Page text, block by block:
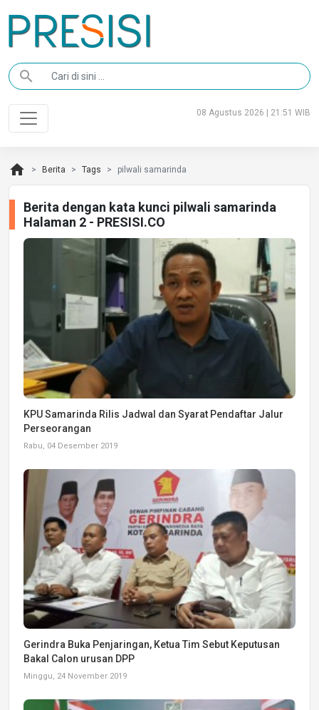
search
08 Agustus 2026 | 21:51 WIB
home Berita Tags pilwali samarinda
Berita dengan kata kunci pilwali samarinda
Halaman 2 - PRESISI.CO
KPU Samarinda Rilis Jadwal dan Syarat Pendaftar Jalur
Perseorangan
Rabu, 04 Desember 2019
Gerindra Buka Penjaringan, Ketua Tim Sebut Keputusan
Bakal Calon urusan DPP
Minggu, 24 November 2019